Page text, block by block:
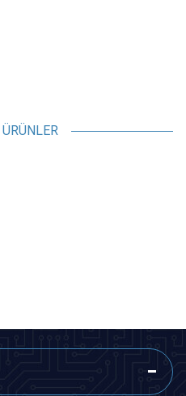
ÜRÜNLER